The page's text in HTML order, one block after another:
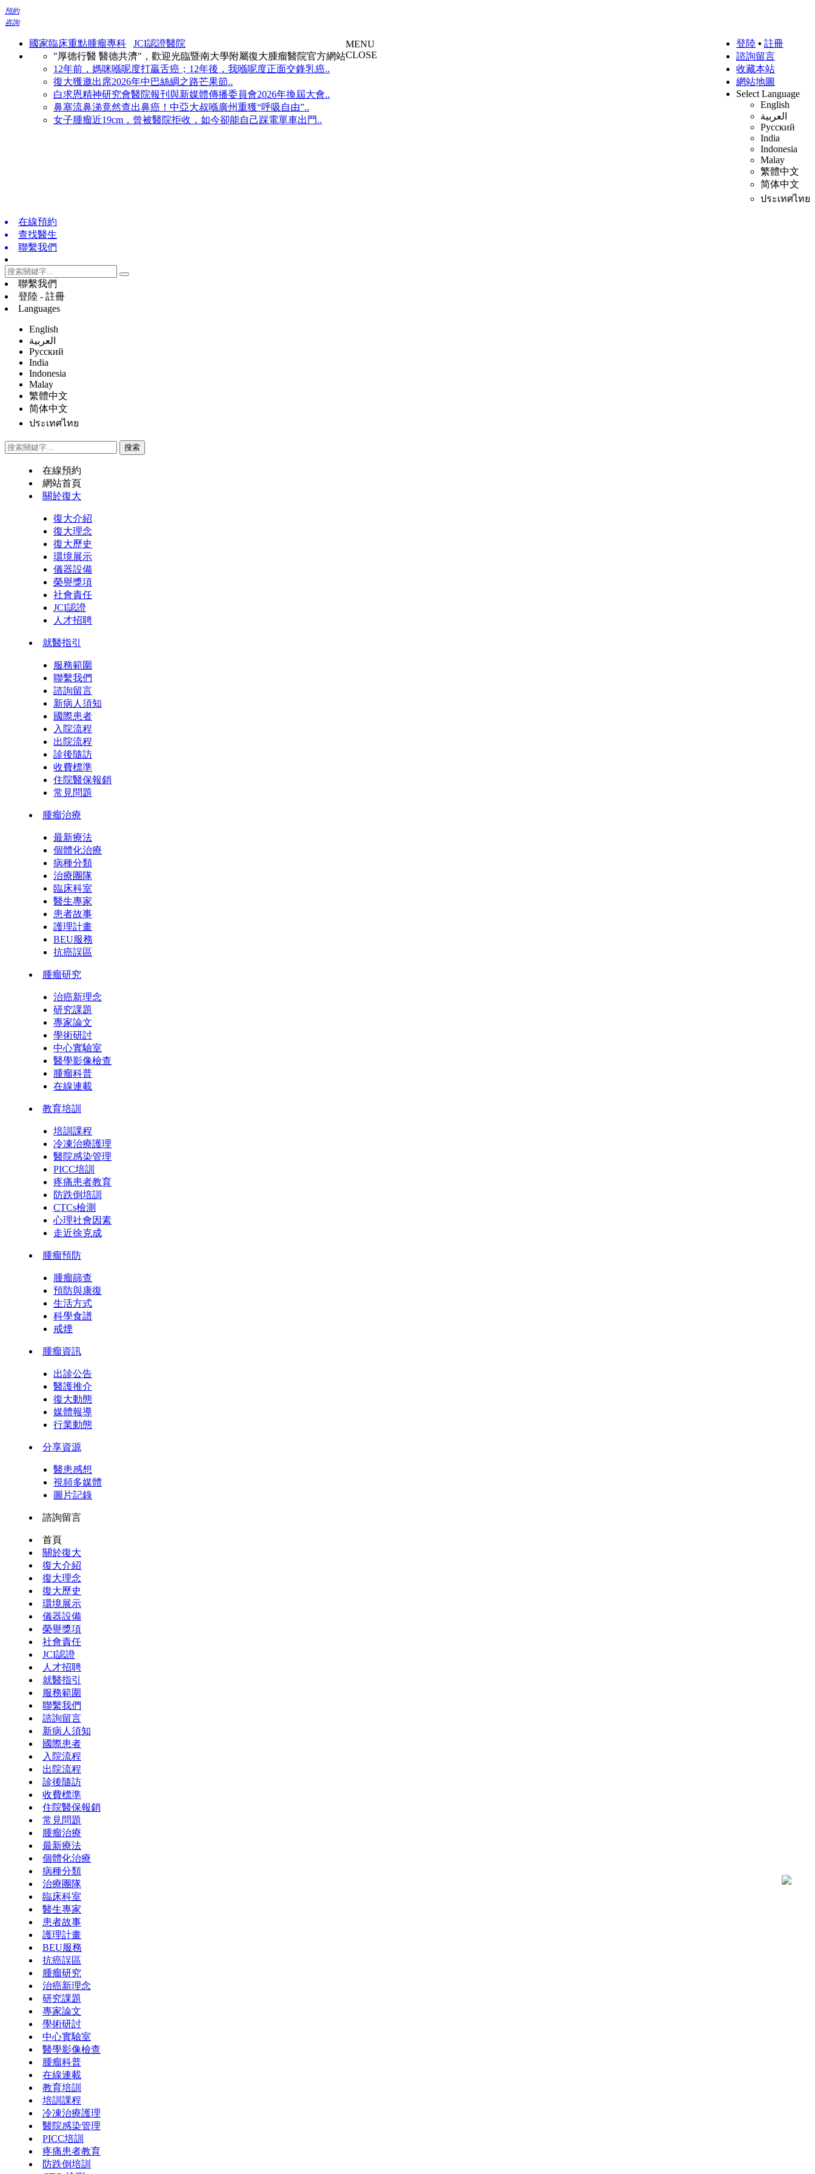
預約
咨詢
國家臨床重點腫瘤專科
JCI認證醫院
"厚德行醫 醫德共濟"，歡迎光臨暨南大學附屬復大腫瘤醫院官方網站
12年前，媽咪喺呢度打贏舌癌；12年後，我喺呢度正面交鋒乳癌..
復大獲邀出席2026年中巴絲綢之路芒果節..
白求恩精神研究會醫院報刊與新媒體傳播委員會2026年換屆大會..
鼻塞流鼻涕竟然查出鼻癌！中亞大叔喺廣州重獲“呼吸自由”..
女子腫瘤近19cm，曾被醫院拒收，如今卻能自己踩電單車出門..
登陸 ▪ 註冊
諮詢留言
收藏本站
網站地圖
Select Language
English
العربية
Русский
India
Indonesia
Malay
繁體中文
简体中文
ประเทศไทย
MENU
CLOSE
在線預約
查找醫生
聯繫我們
聯繫我們
登陸 - 註冊
Languages
English
العربية
Русский
India
Indonesia
Malay
繁體中文
简体中文
ประเทศไทย
在線預約
網站首頁
關於復大
復大介紹
復大理念
復大歷史
環境展示
儀器設備
榮譽獎項
社會責任
JCI認證
人才招聘
就醫指引
服務範圍
聯繫我們
諮詢留言
新病人須知
國際患者
入院流程
出院流程
診後隨訪
收費標準
住院醫保報銷
常見問題
腫瘤治療
最新療法
個體化治療
病種分類
治療團隊
臨床科室
醫生專家
患者故事
護理計畫
BEU服務
抗癌誤區
腫瘤研究
治癌新理念
研究課題
專家論文
學術研討
中心實驗室
醫學影像檢查
腫瘤科普
在線連載
教育培訓
培訓課程
冷凍治療護理
醫院感染管理
PICC培訓
疼痛患者教育
防跌倒培訓
CTCs檢測
心理社會因素
走近徐克成
腫瘤預防
腫瘤篩查
預防與康復
生活方式
科學食譜
戒煙
腫瘤資訊
出診公告
醫護推介
復大動態
媒體報導
行業動態
分享資源
醫患感想
視頻多媒體
圖片記錄
諮詢留言
首頁
關於復大
復大介紹
復大理念
復大歷史
環境展示
儀器設備
榮譽獎項
社會責任
JCI認證
人才招聘
就醫指引
服務範圍
聯繫我們
諮詢留言
新病人須知
國際患者
入院流程
出院流程
診後隨訪
收費標準
住院醫保報銷
常見問題
腫瘤治療
最新療法
個體化治療
病種分類
治療團隊
臨床科室
醫生專家
患者故事
護理計畫
BEU服務
抗癌誤區
腫瘤研究
治癌新理念
研究課題
專家論文
學術研討
中心實驗室
醫學影像檢查
腫瘤科普
在線連載
教育培訓
培訓課程
冷凍治療護理
醫院感染管理
PICC培訓
疼痛患者教育
防跌倒培訓